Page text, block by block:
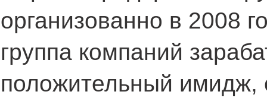
организованно в 2008
группа компаний
положительный имидж,